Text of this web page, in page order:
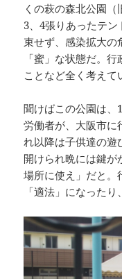
くの萩の森北公園
3、4張りあったテ
束せず、感染拡大
「蜜」な状態だ。
ことなど全く考えて
聞けばこの公園は、
労働者が、大阪市に
れ以降は子供達の
開けられ晩には鍵
場所に使え」だと。
「適法」になった